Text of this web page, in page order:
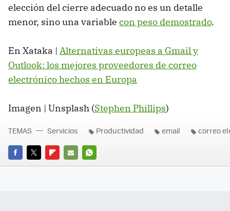
elección del cierre adecuado no es un detalle
menor, sino una variable con peso demostrado.
En Xataka | Alternativas europeas a Gmail y
Outlook: los mejores proveedores de correo
electrónico hechos en Europa
Imagen | Unsplash (Stephen Phillips)
FACEBOOK
TWITTERFLIPBOARD
E-
WHATSAPP
TEMAS Servicios Productividad email correo